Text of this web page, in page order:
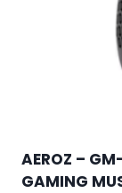
AEROZ –
GAMING